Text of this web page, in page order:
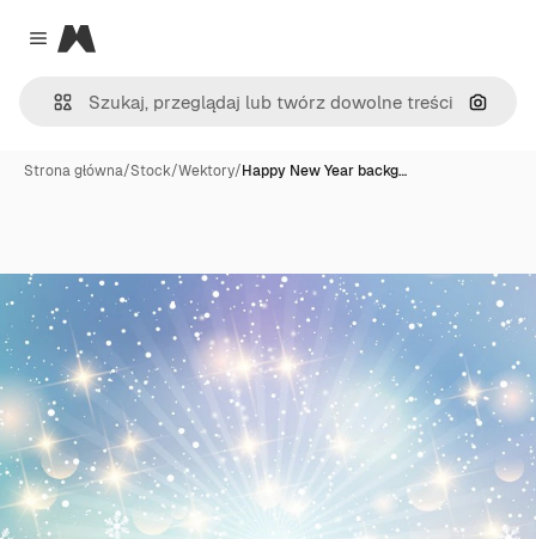
Close menu
Magnific
Szukaj
Strona główna/Stock/Wektory/Happy New Year backg…